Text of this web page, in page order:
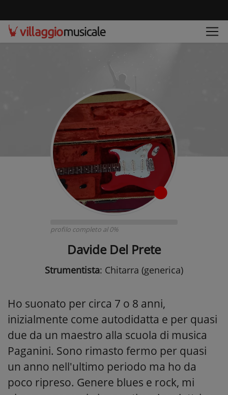
profilo completo al 0%
Davide Del Prete
Strumentista: Chitarra (generica)
Ho suonato per circa 7 o 8 anni,
inizialmente come autodidatta e per quasi
due da un maestro alla scuola di musica
Paganini. Sono rimasto fermo per quasi
un anno nell'ultimo periodo ma ho da
poco ripreso. Genere blues e rock, mi